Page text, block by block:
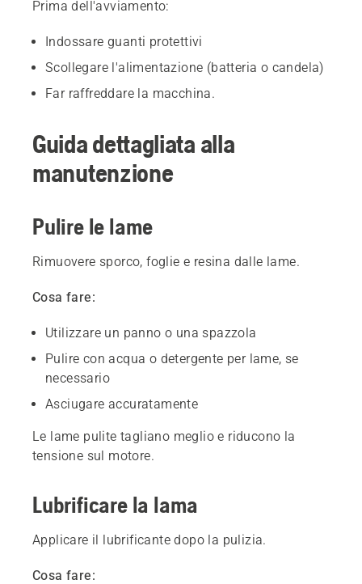
Prima dell'avviamento:
Indossare guanti protettivi
Scollegare l'alimentazione (batteria o candela)
Far raffreddare la macchina.
Guida dettagliata alla
manutenzione
Pulire le lame
Rimuovere sporco, foglie e resina dalle lame.
Cosa fare:
Utilizzare un panno o una spazzola
Pulire con acqua o detergente per lame, se
necessario
Asciugare accuratamente
Le lame pulite tagliano meglio e riducono la
tensione sul motore.
Lubrificare la lama
Applicare il lubrificante dopo la pulizia.
Cosa fare: